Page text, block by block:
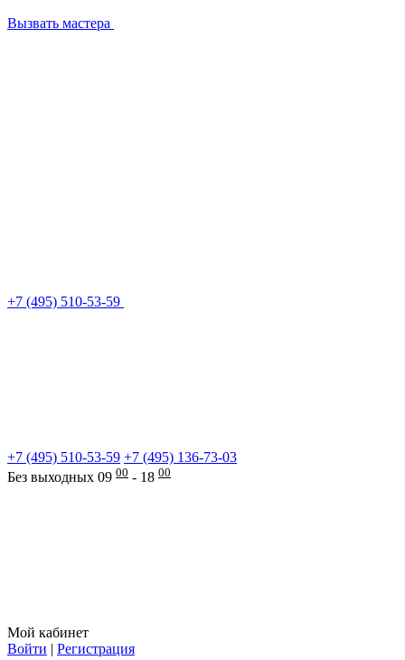
Вызвать мастера
+7 (495) 510-53-59
+7 (495) 510-53-59 +7 (495) 136-73-03
Без выходных 09 00 - 18 00
Мой кабинет
Войти | Регистрация